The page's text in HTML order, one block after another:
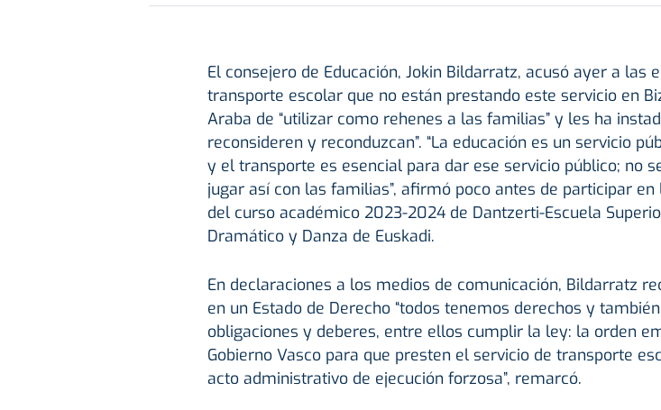
El consejero de Educación, Jokin Bildarratz, acusó ayer a las
transporte escolar que no están prestando este servicio en
Araba de “utilizar como rehenes a las familias” y les ha
reconsideren y reconduzcan”. “La educación es un servicio
y el transporte es esencial para dar ese servicio público; no
jugar así con las familias”, afirmó poco antes de participar
del curso académico 2023-2024 de Dantzerti-Escuela
Dramático y Danza de Euskadi.
En declaraciones a los medios de comunicación, Bildarratz
en un Estado de Derecho “todos tenemos derechos y también
obligaciones y deberes, entre ellos cumplir la ley: la orden
Gobierno Vasco para que presten el servicio de transporte
acto administrativo de ejecución forzosa”, remarcó.